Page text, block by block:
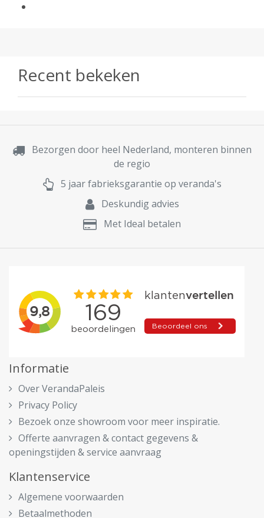
Recent bekeken
Bezorgen door heel Nederland, monteren binnen
de regio
5 jaar fabrieksgarantie op veranda's
Deskundig advies
Met Ideal betalen
Informatie
Over VerandaPaleis
Privacy Policy
Bezoek onze showroom voor meer inspiratie.
Offerte aanvragen & contact gegevens &
openingstijden & service aanvraag
Klantenservice
Algemene voorwaarden
Betaalmethoden